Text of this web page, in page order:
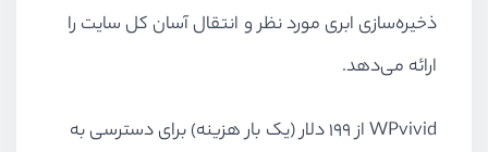
ذخیره‌سازی ابری مورد نظر و انتقال آسان کل سایت را
ارائه می‌دهد.
WPvivid
از 199 دلار (یک بار هزینه) برای دسترسی به